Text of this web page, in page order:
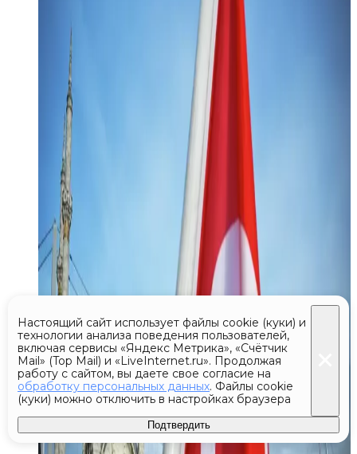
Настоящий сайт использует файлы cookie (куки) и
технологии анализа поведения пользователей,
включая сервисы «Яндекс Метрика», «Счётчик
Mail» (Top Mail) и «LiveInternet.ru». Продолжая
работу с сайтом, вы даете свое согласие на
обработку персональных данных. Файлы cookie
(куки) можно отключить в настройках браузера
Подтвердить